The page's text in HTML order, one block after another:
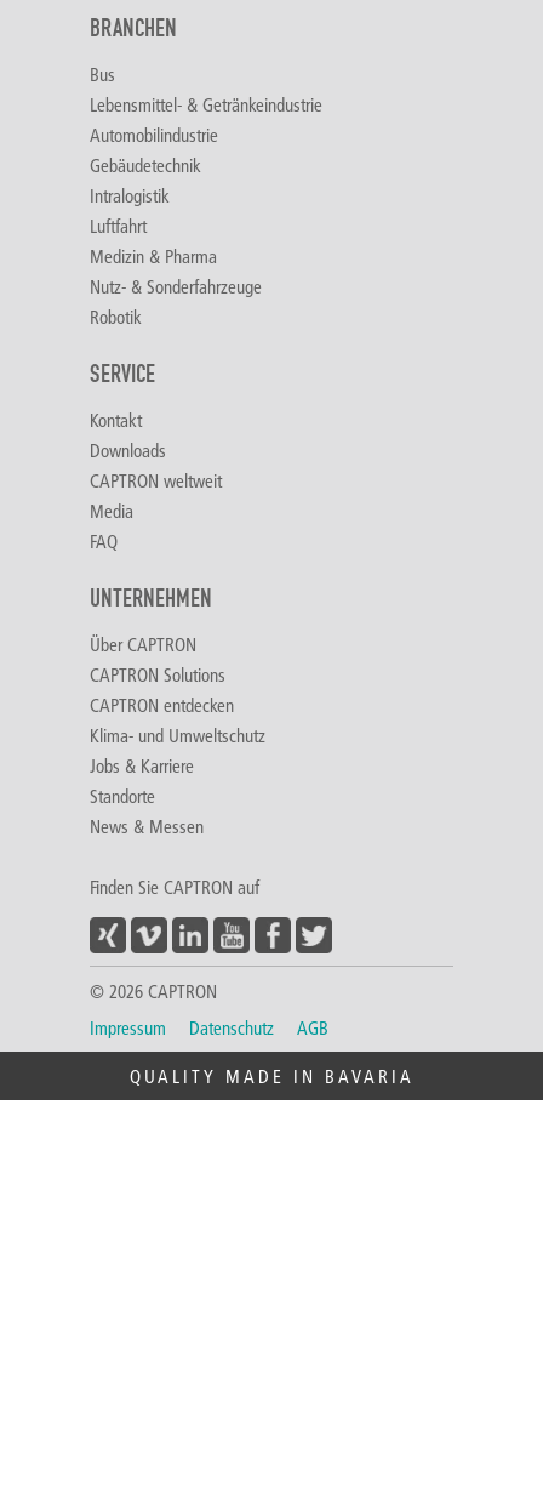
BRANCHEN
Bus
Lebensmittel- & Getränkeindustrie
Automobilindustrie
Gebäudetechnik
Intralogistik
Luftfahrt
Medizin & Pharma
Nutz- & Sonderfahrzeuge
Robotik
SERVICE
Kontakt
Downloads
CAPTRON weltweit
Media
FAQ
UNTERNEHMEN
Über CAPTRON
CAPTRON Solutions
CAPTRON entdecken
Klima- und Umweltschutz
Jobs & Karriere
Standorte
News & Messen
Finden Sie CAPTRON auf
© 2026 CAPTRON
Impressum
Datenschutz
AGB
QUALITY MADE IN BAVARIA